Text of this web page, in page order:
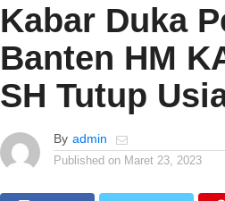
Kabar Duka
Banten HM
SH Tutup
By admin
Published on Maret 23, 2023